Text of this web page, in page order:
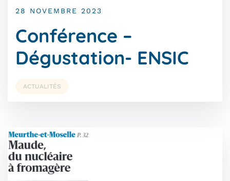
28 NOVEMBRE 2023
Conférence –
Dégustation- ENSIC
ACTUALITÉS